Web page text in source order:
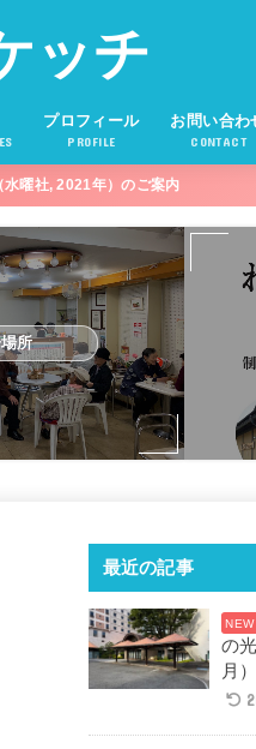
ッチ
プロフィール
PROFILE
お問い合わ
CONTACT
水曜社, 2021年）のご案内
所
最近の記事
の
月）